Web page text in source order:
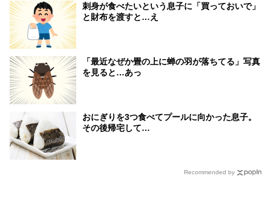
刺身が食べたいという息子に「買っておいで」
と財布を渡すと…え
「最近なぜか畳の上に蝉の羽が落ちてる」写真
を見ると…あっ
おにぎりを3つ食べてプールに向かった息子。
その後帰宅して…
Recommended by